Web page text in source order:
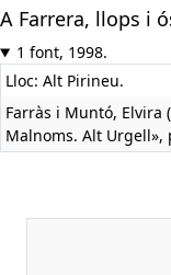
A Farrera, llops i
1 font, 1998.
Lloc: Alt Pirineu.
Farràs i Muntó, Elvira
Malnoms. Alt Urgell»,